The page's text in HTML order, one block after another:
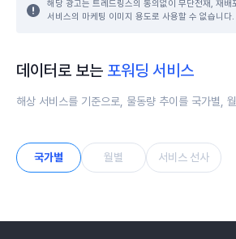
해당 광고는 트레드링스의 동의없이 무단전재, 재배
서비스의 마케팅 이미지 용도로 사용할 수 없습니다.
데이터로 보는 포워딩 서비스
해상 서비스를 기준으로, 물동량 추이를 국가별,
국가별 월별 서비스 선사